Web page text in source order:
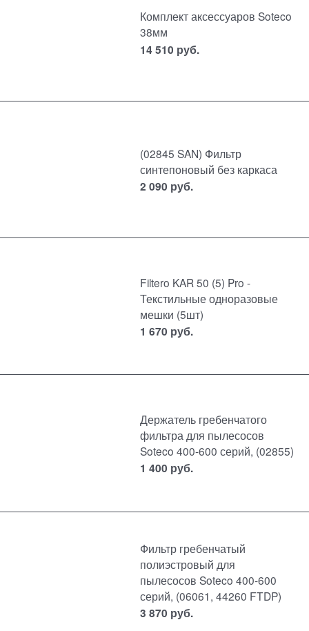
Комплект аксессуаров Soteco
38мм
14 510 руб.
(02845 SAN) Фильтр
синтепоновый без каркаса
2 090 руб.
Filtero KAR 50 (5) Pro -
Текстильные одноразовые
мешки (5шт)
1 670 руб.
Держатель гребенчатого
фильтра для пылесосов
Soteco 400-600 серий, (02855)
1 400 руб.
Фильтр гребенчатый
полиэстровый для
пылесосов Soteco 400-600
серий, (06061, 44260 FTDP)
3 870 руб.